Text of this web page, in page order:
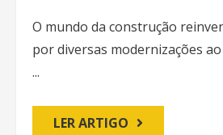
O mundo da construção
por diversas modernizações
...
LER ARTIGO